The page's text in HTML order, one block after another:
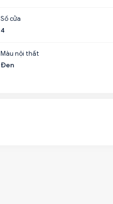
Số cửa
4
Màu nội thất
Đen